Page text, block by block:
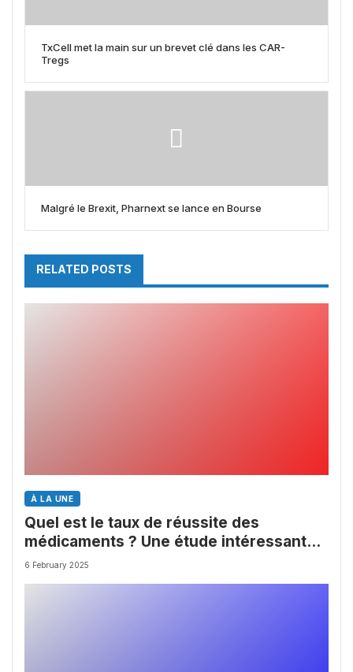
TxCell met la main sur un brevet clé dans les CAR-
Tregs
Malgré le Brexit, Pharnext se lance en Bourse
RELATED POSTS
À LA UNE
Quel est le taux de réussite des
médicaments ? Une étude intéressante
chez les Big Pharmas
6 February 2025